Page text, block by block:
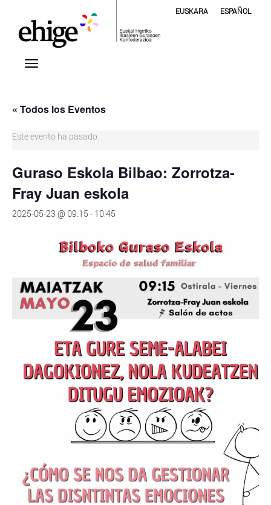
EUSKARA ESPAÑOL
« Todos los Eventos
Este evento ha pasado.
Guraso Eskola Bilbao: Zorrotza-
Fray Juan eskola
2025-05-23 @ 09:15 - 10:45